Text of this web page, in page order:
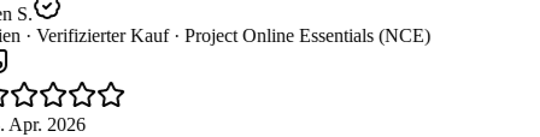
S.
· Verifizierter Kauf · Project Online Essentials (NCE)
Apr. 2026